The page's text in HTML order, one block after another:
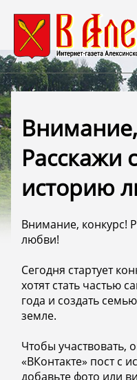
Расскажи
историю
Внимание, конкурс!
любви! ️
Сегодня стартует
хотят стать частью
года и создать
земле.
Чтобы участвовать,
«ВКонтакте» пост с
добавьте фото или